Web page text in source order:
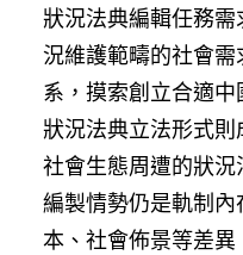
狀況法典編輯任務
況維護範疇的社會
系，摸索創立合適
狀況法典立法形式
社會生態周遭的狀
編製情勢仍是軌制
本、社會佈景等差